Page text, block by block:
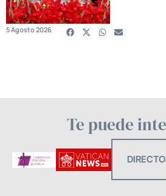
5 Agosto 2026
Te puede